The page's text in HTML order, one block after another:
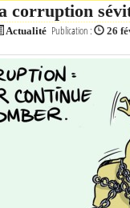
corruption
Actualité Publication : 26